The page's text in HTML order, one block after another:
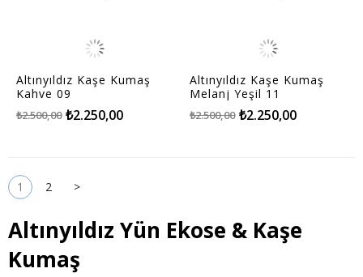
Altınyıldız Kaşe Kumaş
Kahve 09
₺2.250,00
₺2.500,00
Altınyıldız Kaşe Kumaş
Melanj Yeşil 11
₺2.250,00
₺2.500,00
1 2 >
Altınyıldız Yün Ekose & Kaşe
Kumaş